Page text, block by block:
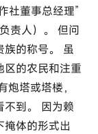
社董事总经理”
责人）。 但问
族的称号。 虽
区的农民和注重
塔或塔楼，
到。 因为赖
体的形式出